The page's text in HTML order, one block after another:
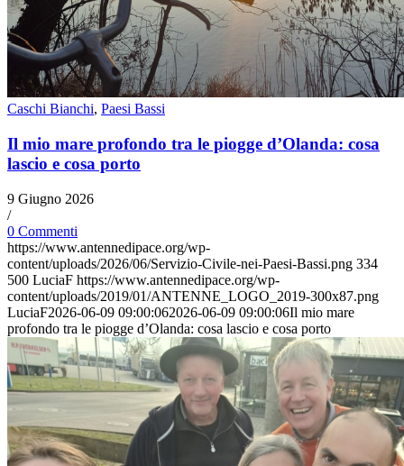
Caschi Bianchi, Paesi Bassi
Il mio mare profondo tra le piogge d’Olanda: cosa
lascio e cosa porto
9 Giugno 2026
/
0 Commenti
https://www.antennedipace.org/wp-
content/uploads/2026/06/Servizio-Civile-nei-Paesi-Bassi.png 334
500 LuciaF https://www.antennedipace.org/wp-
content/uploads/2019/01/ANTENNE_LOGO_2019-300x87.png
LuciaF2026-06-09 09:00:062026-06-09 09:00:06Il mio mare
profondo tra le piogge d’Olanda: cosa lascio e cosa porto